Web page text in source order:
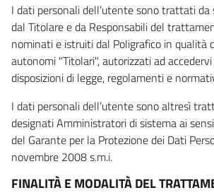
I dati personali dell’utente sono trattati
dal Titolare e da Responsabili del
nominati e istruiti dal Poligrafico in qualità
autonomi "Titolari", autorizzati ad
disposizioni di legge, regolamenti e
I dati personali dell’utente sono altresì
designati Amministratori di sistema ai
del Garante per la Protezione dei Dati
novembre 2008 s.m.i.
FINALITÀ E MODALITÀ DEL